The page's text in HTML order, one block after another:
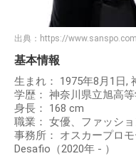
出典： https://www.sanspo.com
基本情報
生まれ： 1975年8月1日,
学歴： 神奈川県立旭高
身長： 168 cm
職業： 女優、ファッシ
事務所： オスカープロ
Desafio（2020年 - ）